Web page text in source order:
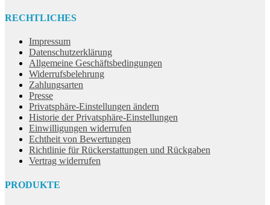
RECHTLICHES
Impressum
Datenschutzerklärung
Allgemeine Geschäftsbedingungen
Widerrufsbelehrung
Zahlungsarten
Presse
Privatsphäre-Einstellungen ändern
Historie der Privatsphäre-Einstellungen
Einwilligungen widerrufen
Echtheit von Bewertungen
Richtlinie für Rückerstattungen und Rückgaben
Vertrag widerrufen
PRODUKTE